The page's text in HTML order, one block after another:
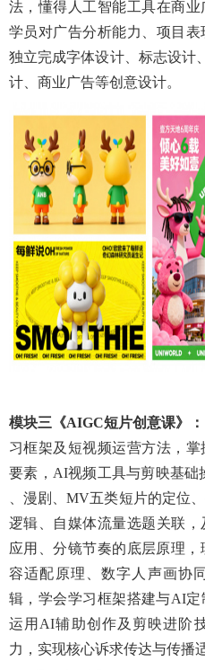
法，懂得人工智能工具在商
学员对广告分析能力、项目
独立完成字体设计、标志设计
计、商业广告等创意设计。
模块三 《AIGC短片创意课》：
习框架及短视频运营方法，
要素，AI视频工具与剪映基础
、漫剧、MV五类短片的定位
逻辑、自媒体流量选题关联
应用、分镜节奏的底层原理
容适配原理、数字人声画协
辑，学会学习框架搭建与AI
运用AI辅助创作及剪映进阶
力，实现核心诉求传达与传播